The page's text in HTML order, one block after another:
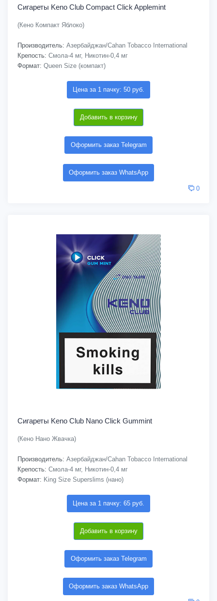
Сигареты Keno Club Compact Click Applemint
(Кено Компакт Яблоко)
Производитель: Азербайджан/Cahan Tobacco International
Крепость: Смола-4 мг, Никотин-0,4 мг
Формат: Queen Size (компакт)
Цена за 1 пачку: 50 руб.
Добавить в корзину
Оформить заказ Telegram
Оформить заказ WhatsApp
0
Сигареты Keno Club Nano Click Gummint
(Кено Нано Жвачка)
Производитель: Азербайджан/Cahan Tobacco International
Крепость: Смола-4 мг, Никотин-0,4 мг
Формат: King Size Superslims (нано)
Цена за 1 пачку: 65 руб.
Добавить в корзину
Оформить заказ Telegram
Оформить заказ WhatsApp